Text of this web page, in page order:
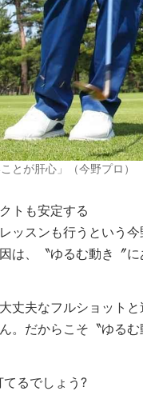
とが肝心」（今野プロ）
トも安定する
ッスンも行うという
は、〝ゆるむ動き〞に
丈夫なフルショット
。だからこそ〝ゆるむ
るでしょう?